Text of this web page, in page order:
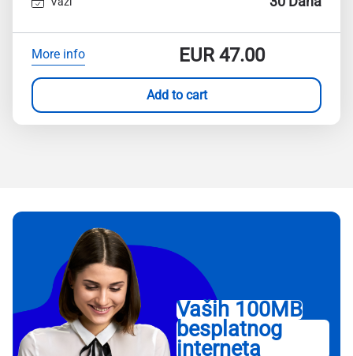
More info EUR47.00
Add to cart
Vaših 100MB
besplatnog
interneta